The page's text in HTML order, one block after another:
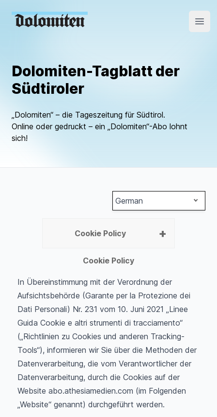
Dolomiten-Tagblatt der
Südtiroler
„Dolomiten“ – die Tageszeitung für Südtirol.
Online oder gedruckt – ein „Dolomiten“-Abo lohnt
sich!
German
Cookie Policy
Cookie Policy
In Übereinstimmung mit der Verordnung der
Aufsichtsbehörde (Garante per la Protezione dei
Dati Personali) Nr. 231 vom 10. Juni 2021 „Linee
Guida Cookie e altri strumenti di tracciamento“
(„Richtlinien zu Cookies und anderen Tracking-
Tools“), informieren wir Sie über die Methoden der
Datenverarbeitung, die vom Verantwortlicher der
Datenverarbeitung, durch die Cookies auf der
Website abo.athesiamedien.com (im Folgenden
„Website“ genannt) durchgeführt werden.